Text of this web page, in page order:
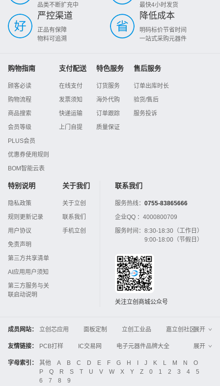
品类不断扩充中
最快4小时发货
严控渠道
正品有保障
物料可追溯
降低成本
明码标价节省时间
一站式采购元器件
购物指南
顾客必读
购物流程
商品搜索
会员等级
PLUS会员
优惠券使用规则
BOM智能云表
支付配送
在线支付
发票须知
快递运输
上门自提
特色服务
订货服务
海外代购
订单跟踪
质量保证
售后服务
订单出库时长
验货/售后
服务投诉
特别说明
隐私政策
规则更新记录
用户协议
免责声明
第三方共享清单
AI应用用户须知
第三方服务与关
联启动说明
关于我们
关于立创
联系我们
手机立创
联系我们
服务热线： 0755-83865666
企业QQ ： 4000800709
服务时间： 8:30-18:30（工作日）
9:00-18:00（节假日）
关注立创商城公众号
成员网站： 立创芯应用 面板定制 立创工业品
嘉立创社区
3D打印
嘉立创FPC 嘉立创PCB
嘉立创FA
Global Website LCSC
ZXHPCB
展开
友情链接： PCB打样 IC交易网
电子元器件品牌大全
中国IC网
智能电网 机电设备
电子工程网
晶振
电子技术应用 21icsearch
电子展
展开
字母索引： 其他 A B C D E F G H I J K L M N
O
P
Q R S T U V W X Y Z 0 1 2 3 4
5
6
7 8 9